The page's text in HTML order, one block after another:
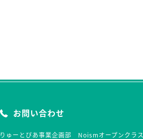
お問い合わせ
りゅーとぴあ事業企画部 Noismオープンクラス